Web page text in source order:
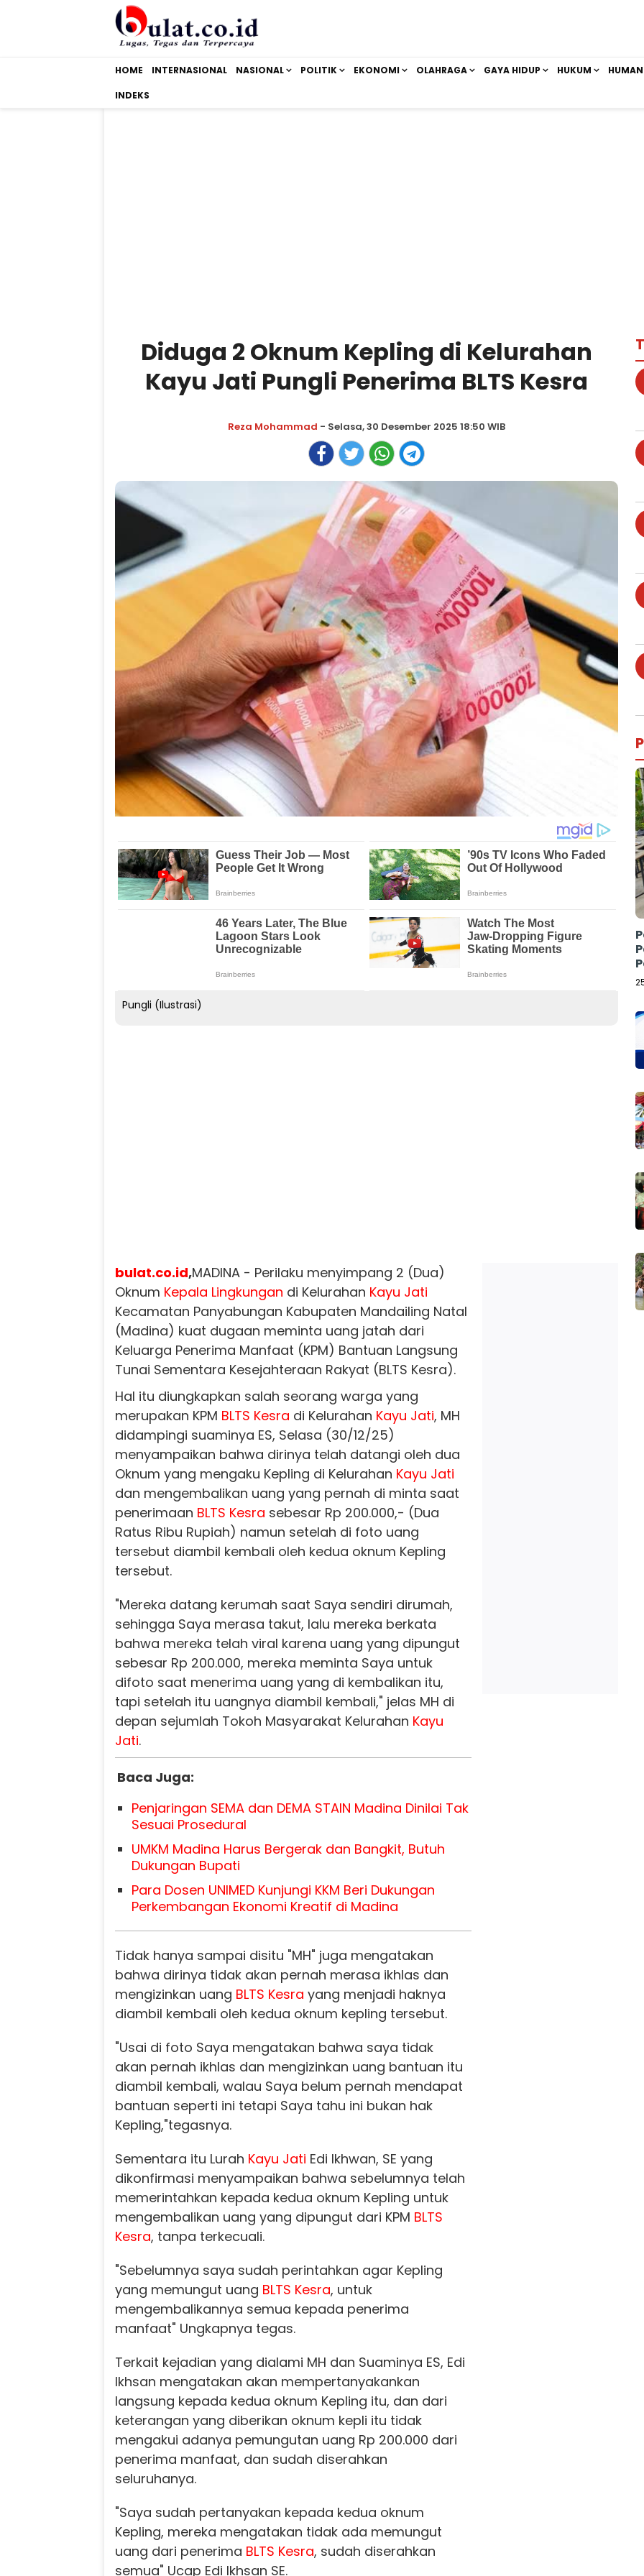
HOME INTERNASIONAL NASIONAL POLITIK EKONOMI OLAHRAGA GAYA HIDUP HUKUM
INDEKS
Diduga 2 Oknum Kepling di Kelurahan
Kayu Jati Pungli Penerima BLTS Kesra
Reza Mohammad - Selasa, 30 Desember 2025 18:50 WIB
Pungli (Ilustrasi)
bulat.co.id,MADINA - Perilaku menyimpang 2 (Dua)
Oknum Kepala Lingkungan di Kelurahan Kayu Jati
Kecamatan Panyabungan Kabupaten Mandailing Natal
(Madina) kuat dugaan meminta uang jatah dari
Keluarga Penerima Manfaat (KPM) Bantuan Langsung
Tunai Sementara Kesejahteraan Rakyat (BLTS Kesra).
Hal itu diungkapkan salah seorang warga yang
merupakan KPM BLTS Kesra di Kelurahan Kayu Jati, MH
didampingi suaminya ES, Selasa (30/12/25)
menyampaikan bahwa dirinya telah datangi oleh dua
Oknum yang mengaku Kepling di Kelurahan Kayu Jati
dan mengembalikan uang yang pernah di minta saat
penerimaan BLTS Kesra sebesar Rp 200.000,- (Dua
Ratus Ribu Rupiah) namun setelah di foto uang
tersebut diambil kembali oleh kedua oknum Kepling
tersebut.
"Mereka datang kerumah saat Saya sendiri dirumah,
sehingga Saya merasa takut, lalu mereka berkata
bahwa mereka telah viral karena uang yang dipungut
sebesar Rp 200.000, mereka meminta Saya untuk
difoto saat menerima uang yang di kembalikan itu,
tapi setelah itu uangnya diambil kembali," jelas MH di
depan sejumlah Tokoh Masyarakat Kelurahan Kayu
Jati.
Baca Juga:
Penjaringan SEMA dan DEMA STAIN Madina Dinilai Tak
Sesuai Prosedural
UMKM Madina Harus Bergerak dan Bangkit, Butuh
Dukungan Bupati
Para Dosen UNIMED Kunjungi KKM Beri Dukungan
Perkembangan Ekonomi Kreatif di Madina
Tidak hanya sampai disitu "MH" juga mengatakan
bahwa dirinya tidak akan pernah merasa ikhlas dan
mengizinkan uang BLTS Kesra yang menjadi haknya
diambil kembali oleh kedua oknum kepling tersebut.
"Usai di foto Saya mengatakan bahwa saya tidak
akan pernah ikhlas dan mengizinkan uang bantuan itu
diambil kembali, walau Saya belum pernah mendapat
bantuan seperti ini tetapi Saya tahu ini bukan hak
Kepling,"tegasnya.
Sementara itu Lurah Kayu Jati Edi Ikhwan, SE yang
dikonfirmasi menyampaikan bahwa sebelumnya telah
memerintahkan kepada kedua oknum Kepling untuk
mengembalikan uang yang dipungut dari KPM BLTS
Kesra, tanpa terkecuali.
"Sebelumnya saya sudah perintahkan agar Kepling
yang memungut uang BLTS Kesra, untuk
mengembalikannya semua kepada penerima
manfaat" Ungkapnya tegas.
Terkait kejadian yang dialami MH dan Suaminya ES, Edi
Ikhsan mengatakan akan mempertanyakankan
langsung kepada kedua oknum Kepling itu, dan dari
keterangan yang diberikan oknum kepli itu tidak
mengakui adanya pemungutan uang Rp 200.000 dari
penerima manfaat, dan sudah diserahkan
seluruhanya.
"Saya sudah pertanyakan kepada kedua oknum
Kepling, mereka mengatakan tidak ada memungut
uang dari penerima BLTS Kesra, sudah diserahkan
semua" Ucap Edi Ikhsan SE.